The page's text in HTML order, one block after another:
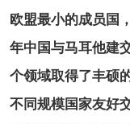
欧盟最小的成员国
年中国与马耳他建
个领域取得了丰硕
不同规模国家友好